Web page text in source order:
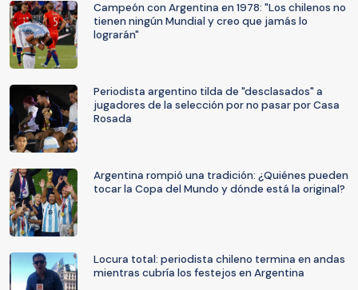
Campeón con Argentina en 1978: "Los chilenos no
tienen ningún Mundial y creo que jamás lo
lograrán"
Periodista argentino tilda de "desclasados" a
jugadores de la selección por no pasar por Casa
Rosada
Argentina rompió una tradición: ¿Quiénes pueden
tocar la Copa del Mundo y dónde está la original?
Locura total: periodista chileno termina en andas
mientras cubría los festejos en Argentina